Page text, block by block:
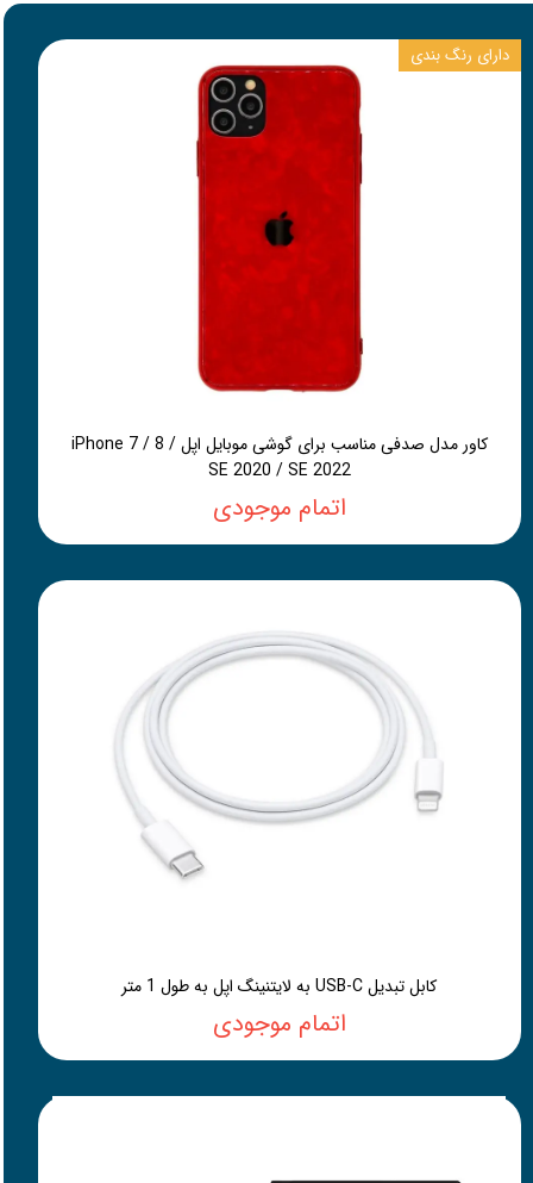
کاور مدل صدفی مناسب برای گوشی موبایل اپل iPhone 7 / 8 /
SE 2020 / SE 2022
اتمام موجودی
دارای رنگ بندی
کابل تبدیل USB-C به لایتنینگ اپل به طول 1 متر
اتمام موجودی